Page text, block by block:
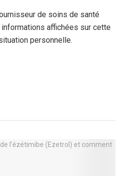
de soins de santé
affichées sur cette
personnelle.